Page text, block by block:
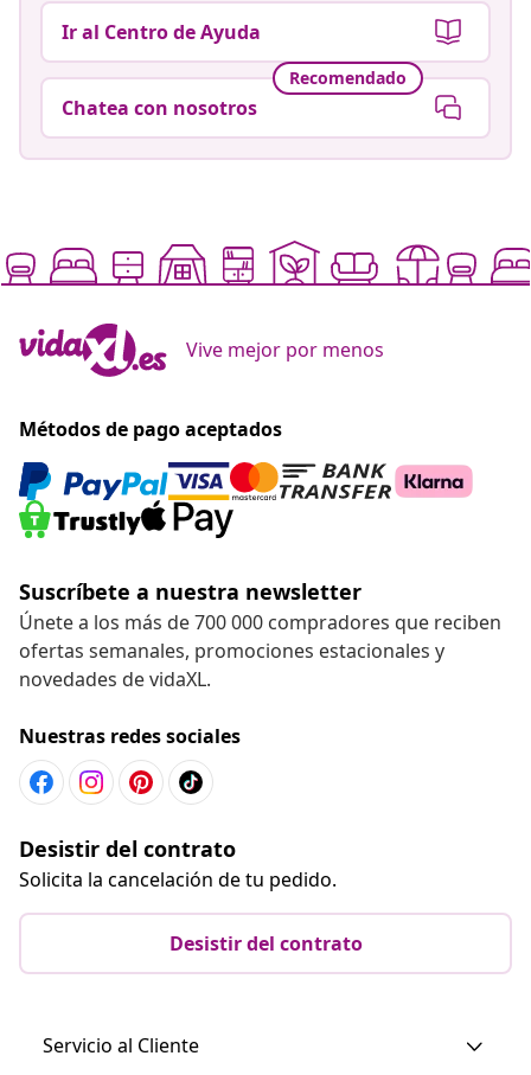
Ir al Centro de Ayuda
Recomendado
Chatea con nosotros
Vive mejor por menos
Métodos de pago aceptados
Suscríbete a nuestra newsletter
Únete a los más de 700 000 compradores que reciben
ofertas semanales, promociones estacionales y
novedades de vidaXL.
Nuestras redes sociales
Desistir del contrato
Solicita la cancelación de tu pedido.
Desistir del contrato
Servicio al Cliente